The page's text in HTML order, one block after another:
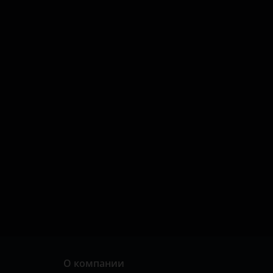
О компании